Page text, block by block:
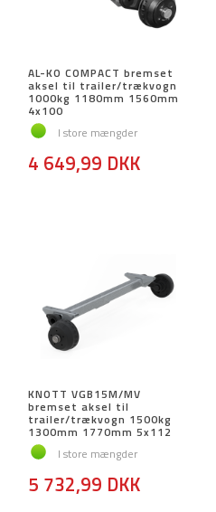
AL-KO COMPACT bremset
aksel til trailer/trækvogn
1000kg 1180mm 1560mm
4x100
I store mængder
4 649,99 DKK
KNOTT VGB15M/MV
bremset aksel til
trailer/trækvogn 1500kg
1300mm 1770mm 5x112
I store mængder
5 732,99 DKK